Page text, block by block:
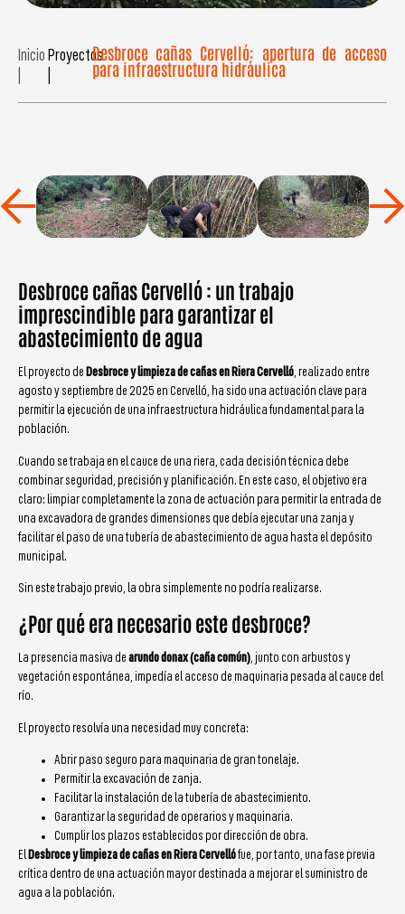
Inicio ProyectosDesbroce cañas Cervelló: apertura de acceso
para infraestructura hidráulica
Desbroce cañas Cervelló : un trabajo
imprescindible para garantizar el
abastecimiento de agua
El proyecto de Desbroce y limpieza de cañas en Riera Cervelló, realizado entre
agosto y septiembre de 2025 en Cervelló, ha sido una actuación clave para
permitir la ejecución de una infraestructura hidráulica fundamental para la
población.
Cuando se trabaja en el cauce de una riera, cada decisión técnica debe
combinar seguridad, precisión y planificación. En este caso, el objetivo era
claro: limpiar completamente la zona de actuación para permitir la entrada de
una excavadora de grandes dimensiones que debía ejecutar una zanja y
facilitar el paso de una tubería de abastecimiento de agua hasta el depósito
municipal.
Sin este trabajo previo, la obra simplemente no podría realizarse.
¿Por qué era necesario este desbroce?
La presencia masiva de arundo donax (caña común), junto con arbustos y
vegetación espontánea, impedía el acceso de maquinaria pesada al cauce del
río.
El proyecto resolvía una necesidad muy concreta:
Abrir paso seguro para maquinaria de gran tonelaje.
Permitir la excavación de zanja.
Facilitar la instalación de la tubería de abastecimiento.
Garantizar la seguridad de operarios y maquinaria.
Cumplir los plazos establecidos por dirección de obra.
El Desbroce y limpieza de cañas en Riera Cervellófue, por tanto, una fase previa
crítica dentro de una actuación mayor destinada a mejorar el suministro de
agua a la población.